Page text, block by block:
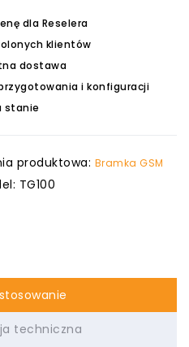
dla Reselera
klientów
dostawa
i konfiguracji
stanie
produktowa: Bramka GSM
TG100
techniczna